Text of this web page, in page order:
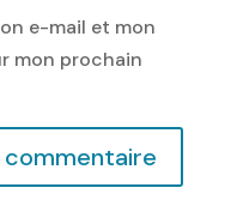
e-mail et mon
mon prochain